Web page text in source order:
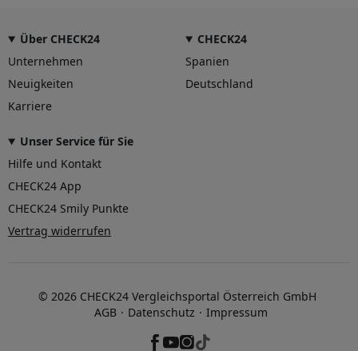
Über CHECK24
Unternehmen
Neuigkeiten
Karriere
CHECK24
Spanien
Deutschland
Unser Service für Sie
Hilfe und Kontakt
CHECK24 App
CHECK24 Smily Punkte
Vertrag widerrufen
© 2026 CHECK24 Vergleichsportal Österreich GmbH
AGB
Datenschutz Impressum